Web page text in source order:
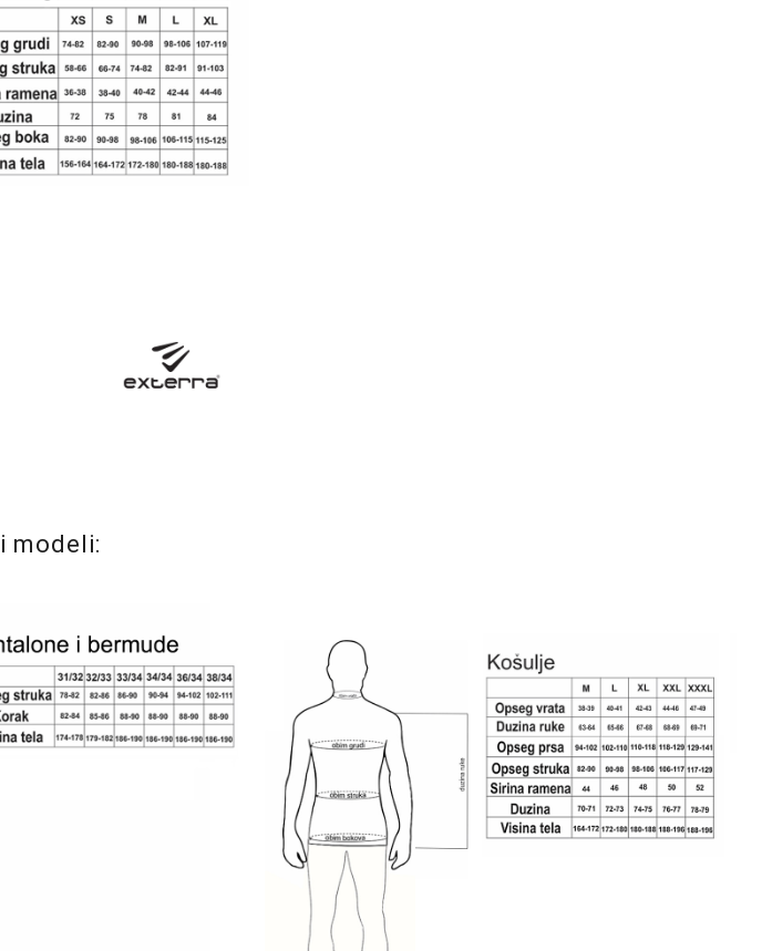
modeli: